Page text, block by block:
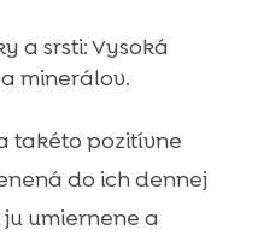
a srsti: Vysoká
minerálov.
takéto pozitívne
do ich dennej
umiernene a